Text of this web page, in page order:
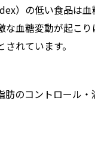
）の低い食品は
な血糖変動が起こ
れています。
肪のコントロール